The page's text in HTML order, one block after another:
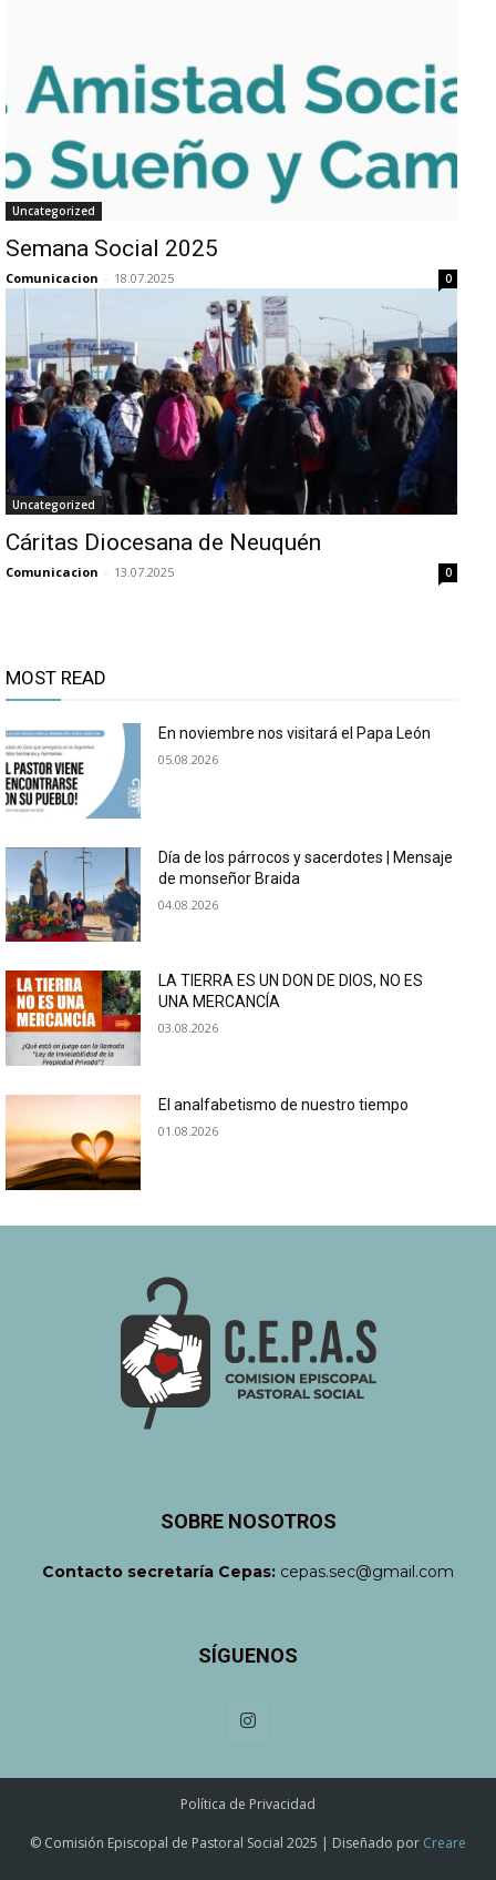
Uncategorized
Semana Social 2025
Comunicacion - 18.07.2025 0
Uncategorized
Cáritas Diocesana de Neuquén
Comunicacion - 13.07.2025 0
MOST READ
En noviembre nos visitará el Papa León
05.08.2026
Día de los párrocos y sacerdotes | Mensaje
de monseñor Braida
04.08.2026
LA TIERRA ES UN DON DE DIOS, NO ES
UNA MERCANCÍA
03.08.2026
El analfabetismo de nuestro tiempo
01.08.2026
SOBRE NOSOTROS
Contacto secretaría Cepas: cepas.sec@gmail.com
SÍGUENOS
Política de Privacidad
© Comisión Episcopal de Pastoral Social 2025 | Diseñado por Creare